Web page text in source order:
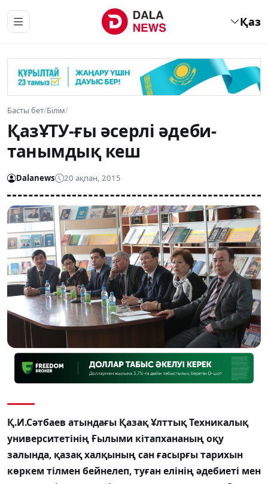
Қаз
Басты бет/Білім/
ҚазҰТУ-ғы әсерлі әдеби-
танымдық кеш
Dalanews 20 ақпан, 2015
Қ.И.Сәтбаев атындағы Қазақ Ұлттық Техникалық
университетінің Ғылыми кітапхананың оқу
залында, қазақ халқының сан ғасырғы тарихын
көркем тілмен бейнелеп, туған елінің әдебиеті мен